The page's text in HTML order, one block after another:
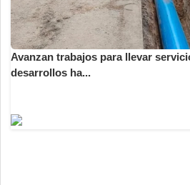
Avanzan trabajos para llevar
desarrollos ha...